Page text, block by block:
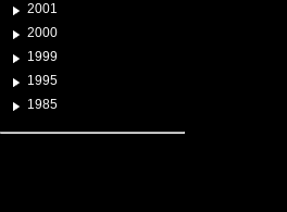
2001
2000
1999
1995
1985